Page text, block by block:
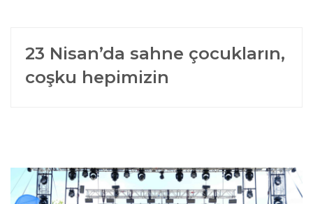
23 Nisan’da sahne çocukların,
coşku hepimizin